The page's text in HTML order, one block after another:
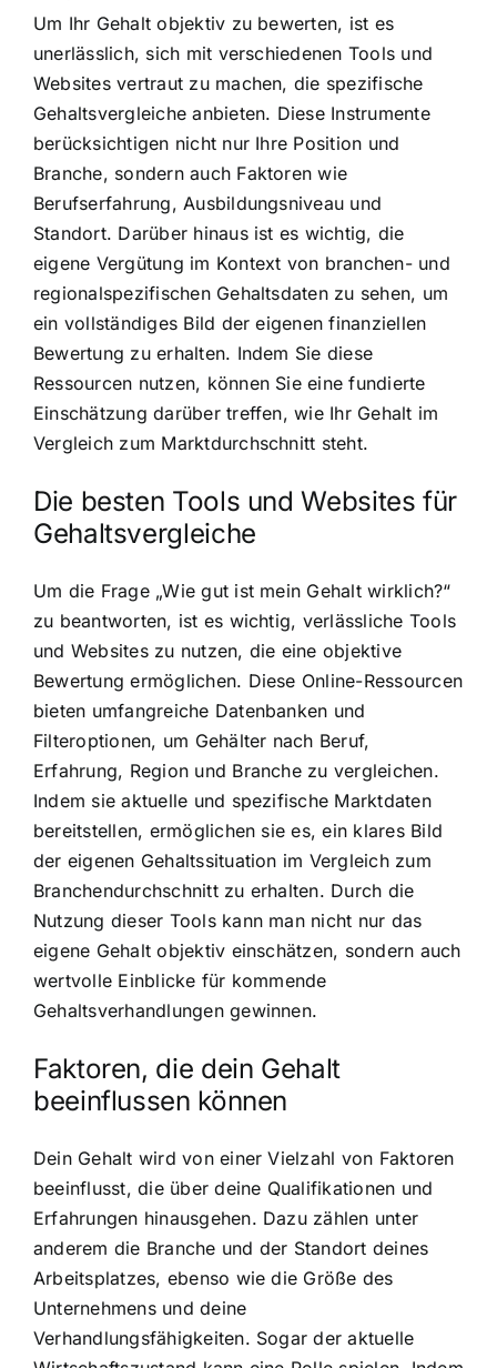
Um Ihr Gehalt objektiv zu bewerten, ist es
unerlässlich, sich mit verschiedenen Tools und
Websites vertraut zu machen, die spezifische
Gehaltsvergleiche anbieten. Diese Instrumente
berücksichtigen nicht nur Ihre Position und
Branche, sondern auch Faktoren wie
Berufserfahrung, Ausbildungsniveau und
Standort. Darüber hinaus ist es wichtig, die
eigene Vergütung im Kontext von branchen- und
regionalspezifischen Gehaltsdaten zu sehen, um
ein vollständiges Bild der eigenen finanziellen
Bewertung zu erhalten. Indem Sie diese
Ressourcen nutzen, können Sie eine fundierte
Einschätzung darüber treffen, wie Ihr Gehalt im
Vergleich zum Marktdurchschnitt steht.
Die besten Tools und Websites für
Gehaltsvergleiche
Um die Frage „Wie gut ist mein Gehalt wirklich?“
zu beantworten, ist es wichtig, verlässliche Tools
und Websites zu nutzen, die eine objektive
Bewertung ermöglichen. Diese Online-Ressourcen
bieten umfangreiche Datenbanken und
Filteroptionen, um Gehälter nach Beruf,
Erfahrung, Region und Branche zu vergleichen.
Indem sie aktuelle und spezifische Marktdaten
bereitstellen, ermöglichen sie es, ein klares Bild
der eigenen Gehaltssituation im Vergleich zum
Branchendurchschnitt zu erhalten. Durch die
Nutzung dieser Tools kann man nicht nur das
eigene Gehalt objektiv einschätzen, sondern auch
wertvolle Einblicke für kommende
Gehaltsverhandlungen gewinnen.
Faktoren, die dein Gehalt
beeinflussen können
Dein Gehalt wird von einer Vielzahl von Faktoren
beeinflusst, die über deine Qualifikationen und
Erfahrungen hinausgehen. Dazu zählen unter
anderem die Branche und der Standort deines
Arbeitsplatzes, ebenso wie die Größe des
Unternehmens und deine
Verhandlungsfähigkeiten. Sogar der aktuelle